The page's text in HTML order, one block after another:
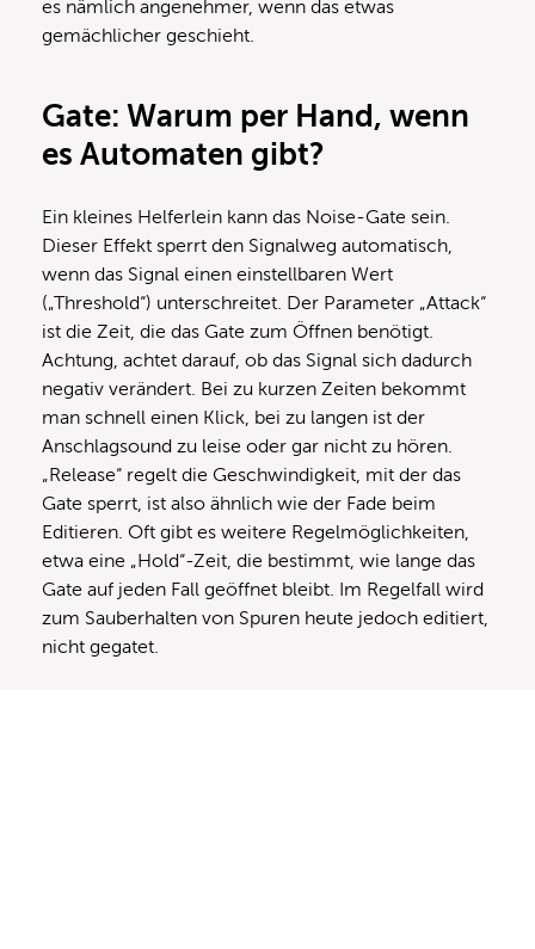
es nämlich angenehmer, wenn das etwas
gemächlicher geschieht.
Gate: Warum per Hand, wenn
es Automaten gibt?
Ein kleines Helferlein kann das Noise-Gate sein.
Dieser Effekt sperrt den Signalweg automatisch,
wenn das Signal einen einstellbaren Wert
(„Threshold“) unterschreitet. Der Parameter „Attack“
ist die Zeit, die das Gate zum Öffnen benötigt.
Achtung, achtet darauf, ob das Signal sich dadurch
negativ verändert. Bei zu kurzen Zeiten bekommt
man schnell einen Klick, bei zu langen ist der
Anschlagsound zu leise oder gar nicht zu hören.
„Release“ regelt die Geschwindigkeit, mit der das
Gate sperrt, ist also ähnlich wie der Fade beim
Editieren. Oft gibt es weitere Regelmöglichkeiten,
etwa eine „Hold“-Zeit, die bestimmt, wie lange das
Gate auf jeden Fall geöffnet bleibt. Im Regelfall wird
zum Sauberhalten von Spuren heute jedoch editiert,
nicht gegatet.